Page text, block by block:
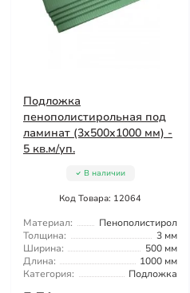
Подложка
пенополистирольная под
ламинат (3x500x1000 мм) -
5 кв.м/уп.
В наличии
Код Товара: 12064
Материал:
Пенополистирол
Толщина:
3 мм
Ширина:
500 мм
Длина:
1000 мм
Категория:
Подложка